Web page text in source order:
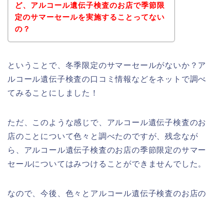
ど、アルコール遺伝子検査のお店で季節限
定のサマーセールを実施することってない
の？
ということで、冬季限定のサマーセールがないか？ア
ルコール遺伝子検査の口コミ情報などをネットで調べ
てみることにしました！
ただ、このような感じで、アルコール遺伝子検査のお
店のことについて色々と調べたのですが、残念なが
ら、アルコール遺伝子検査のお店の季節限定のサマー
セールについてはみつけることができませんでした。
なので、今後、色々とアルコール遺伝子検査のお店の